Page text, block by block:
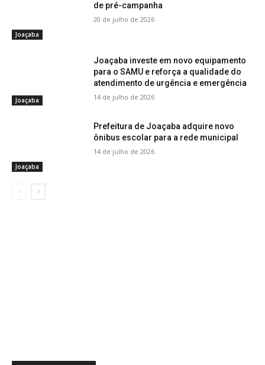
Joaçaba
de pré-campanha
20 de julho de 2026
Joaçaba
Joaçaba investe em novo equipamento
para o SAMU e reforça a qualidade do
atendimento de urgência e emergência
14 de julho de 2026
Joaçaba
Prefeitura de Joaçaba adquire novo
ônibus escolar para a rede municipal
14 de julho de 2026